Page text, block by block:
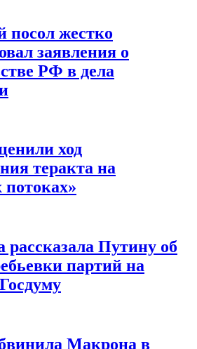
посол жестко
заявления о
РФ в дела
ход
теракта на
Путину об
партий на
Макрона в